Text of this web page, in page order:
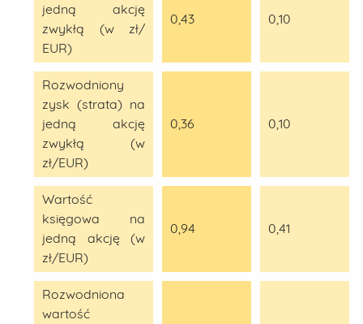
jedną akcję
zwykłą (w zł/
EUR)
0,43 0,10
Rozwodniony
zysk (strata) na
jedną akcję
zwykłą (w
zł/EUR)
0,36 0,10
Wartość
księgowa na
jedną akcję (w
zł/EUR)
0,94 0,41
Rozwodniona
wartość